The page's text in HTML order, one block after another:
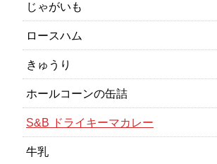
じゃがいも
ロースハム
きゅうり
ホールコーンの缶詰
S&B ドライキーマカレー
牛乳